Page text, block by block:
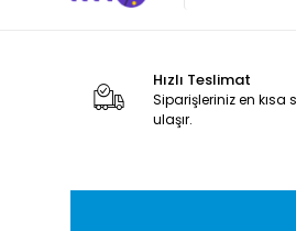
Hızlı Teslimat
Siparişleriniz en kısa
ulaşır.